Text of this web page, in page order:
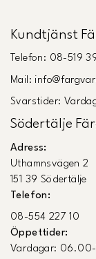
Kundtjänst
Telefon: 08-519
Mail:
Svarstider:
Södertälje
Adress:
Uthamnsvägen 2
151 39 Södertälje
Telefon:
08-554 227 10
Öppettider:
Vardagar: